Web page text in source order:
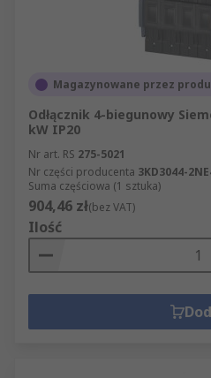
Magazynowane przez
Odłącznik 4-biegunowy
kW IP20
Nr art. RS 275-5021
Nr części producenta 3KD3044-
Suma częściowa (1 sztuka)
904,46 zł(bez VAT)
Ilość